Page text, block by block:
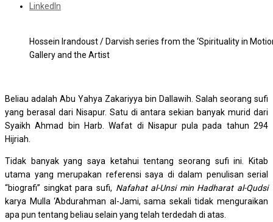
LinkedIn
Hossein Irandoust / Darvish series from the ‘Spirituality in
Gallery and the Artist
Beliau adalah Abu Yahya Zakariyya bin Dallawih. Salah seorang sufi
yang berasal dari Nisapur. Satu di antara sekian banyak murid dari
Syaikh Ahmad bin Harb. Wafat di Nisapur pula pada tahun 294
Hijriah.
Tidak banyak yang saya ketahui tentang seorang sufi ini. Kitab
utama yang merupakan referensi saya di dalam penulisan serial
“biografi” singkat para sufi, Nafahat al-Unsi min Hadharat al-Qudsi
karya Mulla ‘Abdurahman al-Jami, sama sekali tidak menguraikan
apa pun tentang beliau selain yang telah terdedah di atas.